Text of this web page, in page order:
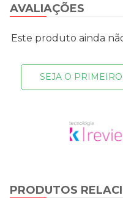
AVALIAÇÕES
Este produto ainda
SEJA O
PRODUTOS